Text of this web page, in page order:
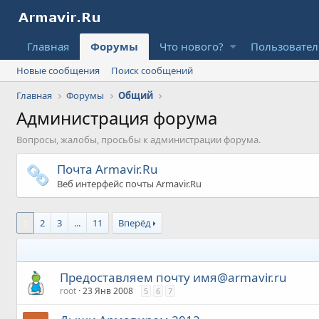
Главная Форумы Что нового?
Новые сообщения
Поиск сообщений
Главная
Форумы Общий
Администрация форума
Вопросы, жалобы, просьбы к администрации форума.
Почта Armavir.Ru
Веб интерфейс почты Armavir.Ru
2 3 ... 11 Вперёд
Предоставляем почту имя@armavir.ru
root 23 Янв 2008 5 6 7